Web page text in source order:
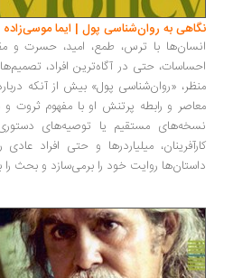
به روان‌شناسی پول | ایما موسی‌زاده
با ترس، طمع، امید، حسرت و
حتی در آگاه‌ترین افراد، تصمیم‌های
«روان‌شناسی پول» بیش از آنکه درباره پول
و رابطه پرتنش او با مفهوم ثروت و دارایی
مستقیم یا توصیه‌های دستوری، تجربه
میلیاردرها و حتی افراد عادی را
روایت خود را برمی‌سازد و بحث را به